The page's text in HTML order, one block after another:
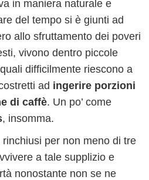
in maniera naturale e
del tempo si è giunti ad
allo sfruttamento dei poveri
vivono dentro piccole
difficilmente riescono a
ad ingerire porzioni
di caffè. Un po’ come
, insomma.
per non meno di tre
a tale supplizio e
nonostante non se ne